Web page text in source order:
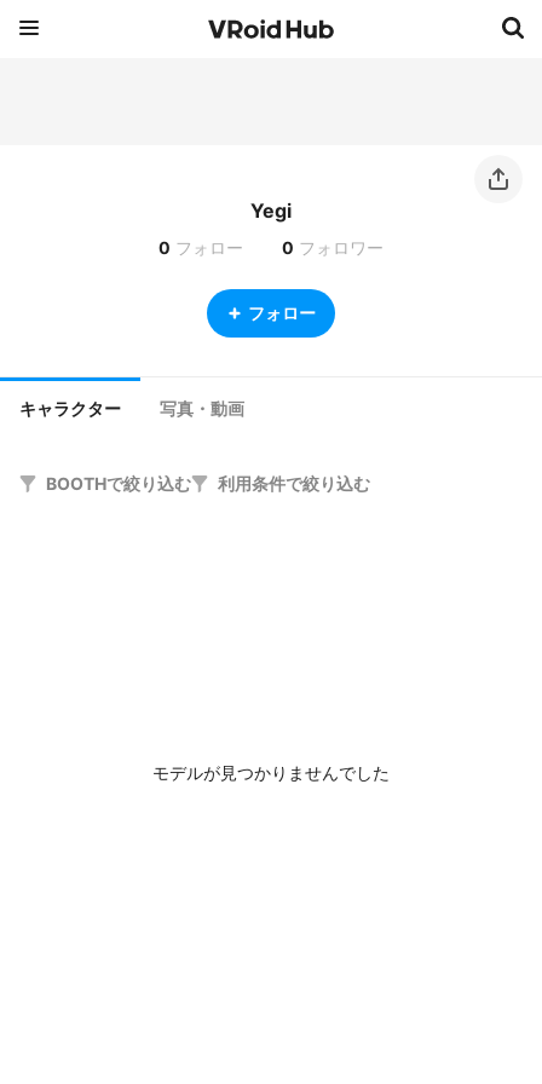
Yegi
0 フォロー 0 フォロワー
フォロー
キャラクター 写真・動画
BOOTHで絞り込む 利用条件で絞り込む
モデルが見つかりませんでした